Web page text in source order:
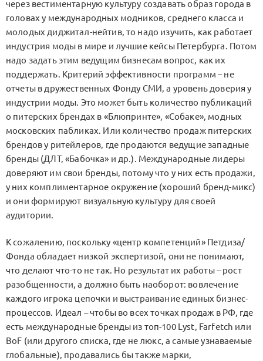
через вестиментарную культуру создавать образ города в
головах у международных модников, среднего класса и
молодых диджитал-нейтив, то надо изучить, как работает
индустрия моды в мире и лучшие кейсы Петербурга. Потом
надо задать этим ведущим бизнесам вопрос, как их
поддержать. Критерий эффективности программ – не
отчеты в дружественных Фонду СМИ, а уровень доверия у
индустрии моды. Это может быть количество публикаций
о питерских брендах в «Блюпринте», «Собаке», модных
московских пабликах. Или количество продаж питерских
брендов у ритейлеров, где продаются ведущие западные
бренды (ДЛТ, «Бабочка» и др.). Международные лидеры
доверяют им свои бренды, потому что у них есть продажи,
у них комплиментарное окружение (хороший бренд-микс)
и они формируют визуальную культуру для своей
аудитории.
К сожалению, поскольку «центр компетенций» Петдиза/
Фонда обладает низкой экспертизой, они не понимают,
что делают что-то не так. Но результат их работы – рост
разобщенности, а должно быть наоборот: вовлечение
каждого игрока цепочки и выстраивание единых бизнес-
процессов. Идеал – чтобы во всех точках продаж в РФ, где
есть международные бренды из топ-100 Lyst, Farfetch или
BoF (или другого списка, где не люкс, а самые узнаваемые
глобальные), продавались бы также марки,